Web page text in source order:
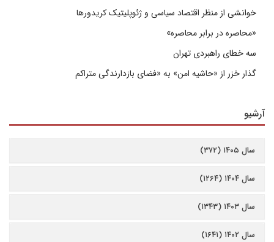
خوانشی از منظر اقتصاد سیاسی و ژئوپلیتیک کریدورها
«محاصره در برابر محاصره»
سه خطای راهبردی تهران
گذار خزر از «حاشیه امن» به «فضای بازدارندگی متراکم
آرشیو
سال ۱۴۰۵ (۳۷۲)
سال ۱۴۰۴ (۱۲۶۴)
سال ۱۴۰۳ (۱۳۴۳)
سال ۱۴۰۲ (۱۶۴۱)